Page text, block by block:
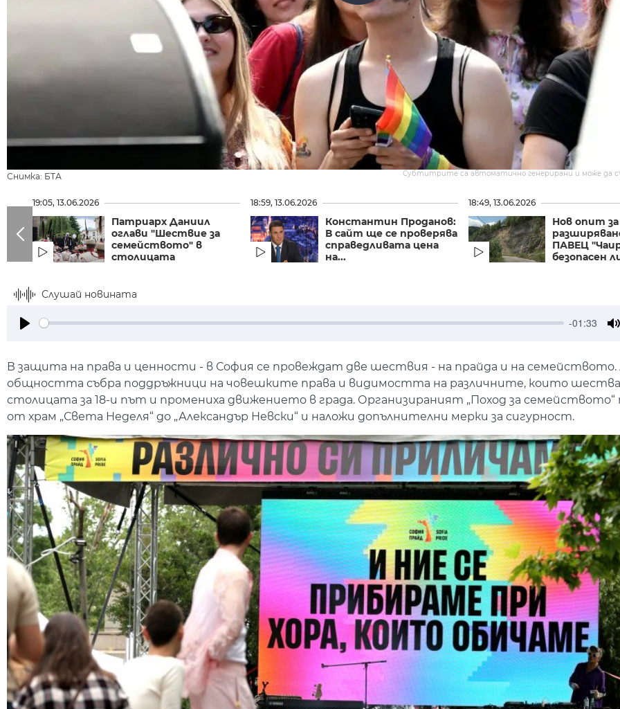
Снимка: БТА Субтитрите са автоматично генерирани и може да
19:05, 13.06.2026
Патриарх Даниил
оглави "Шествие за
семейството" в
столицата
18:59, 13.06.2026
Константин Проданов:
В сайт ще се проверява
справедливата цена
на...
18:49, 13.06.2026
Нов опит за
ПАВЕЦ
безопасен
Слушай новината
-01:33
В защита на права и ценности - в София се провеждат две шествия - на прайда и на семейството.
общността събра поддръжници на човешките права и видимостта на различните, които
столицата за 18-и път и промениха движението в града. Организираният „Поход за семейството“
от храм „Света Неделя“ до „Александър Невски“ и наложи допълнителни мерки за сигурност.